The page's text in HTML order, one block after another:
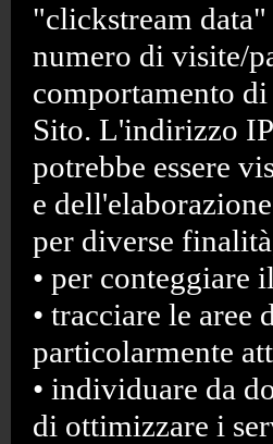
"clickstream
numero di visite/
comportamento
Sito. L'indirizzo
potrebbe essere
e
per diverse
• per conteggiare
• tracciare le aree
particolarmente
• individuare da
di ottimizzare i